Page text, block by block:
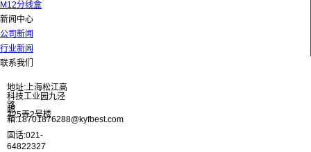
M12分线盒
新闻中心
公司新闻
行业新闻
联系我们
地址:上海松江高
科技工业园九泾
路
325弄2号楼
邮
箱:18701876288@kyfbest.com
固话:021-
64822327